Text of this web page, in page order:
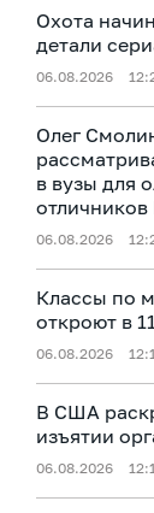
Охота
детали
06.08.2026
Олег
в вузы для
отличников
06.08.2026
Классы по
откроют в
06.08.2026
В США
изъятии
06.08.2026